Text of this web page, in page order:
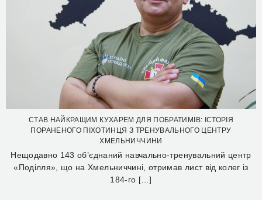
СТАВ НАЙКРАЩИМ КУХАРЕМ ДЛЯ ПОБРАТИМІВ: ІСТОРІЯ
ПОРАНЕНОГО ПІХОТИНЦЯ З ТРЕНУВАЛЬНОГО ЦЕНТРУ
ХМЕЛЬНИЧЧИНИ
Нещодавно 143 об’єднаний навчально-тренувальний центр
«Поділля», що на Хмельниччині, отримав лист від колег із
184-го […]